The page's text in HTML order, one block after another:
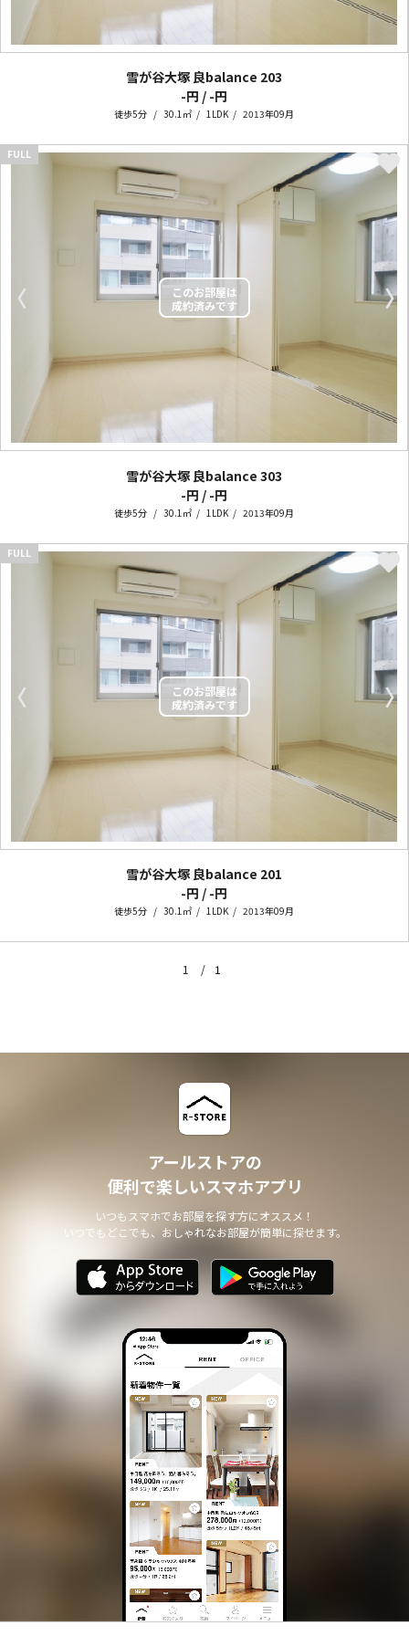
雪が谷大塚 良balance 203
-円 / -円
徒歩5分 30.1㎡ 1LDK 2013年09月
〈 〉
FULL
雪が谷大塚 良balance 303
-円 / -円
徒歩5分 30.1㎡ 1LDK 2013年09月
〈 〉
FULL
雪が谷大塚 良balance 201
-円 / -円
徒歩5分 30.1㎡ 1LDK 2013年09月
1 1
アールストアの
便利で楽しいスマホアプリ
いつもスマホでお部屋を探す方にオススメ！
いつでもどこでも、おしゃれなお部屋が簡単に探せます。